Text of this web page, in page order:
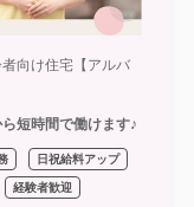
向け住宅【アルバ
短時間で働けます♪
日祝給料アップ
経験者歓迎